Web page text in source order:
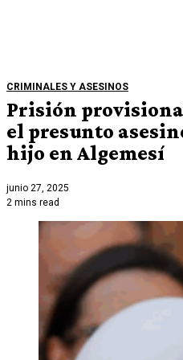
CRIMINALES Y ASESINOS
Prisión
el presunto
hijo en Algemesí
junio 27, 2025
2 mins read